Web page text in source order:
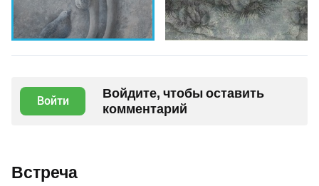
Войти
Войдите, чтобы оставить
комментарий
Встреча